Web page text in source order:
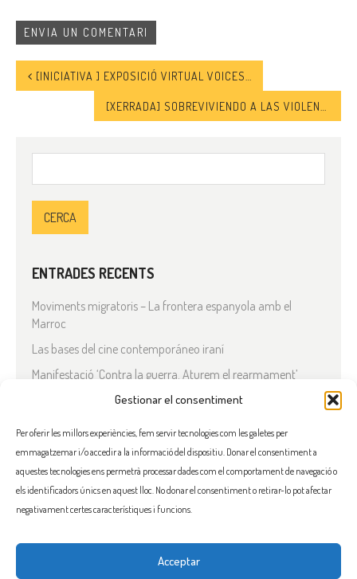
Gestionar el consentiment
Per oferir les millors experiències, fem servir tecnologies com les galetes per
emmagatzemar i/o accedir a la informació del dispositiu. Donar el consentiment a
aquestes tecnologies ens permetrà processar dades com el comportament de navegació o
els identificadors únics en aquest lloc. No donar el consentiment o retirar-lo pot afectar
negativament certes característiques i funcions.
Acceptar
[INICIATIVA ] EXPOSICIÓ VIRTUAL VOICES FROM SYRIA AND THE REGION
ENTRADES RECENTS
Moviments migratoris – La frontera espanyola amb el
Marroc
Las bases del cine contemporáneo iraní
Manifestació ‘Contra la guerra. Aturem el rearmament’
En solidaritat amb el Líban
Què està passant a l’Iran?
COMENTARIS RECENTS